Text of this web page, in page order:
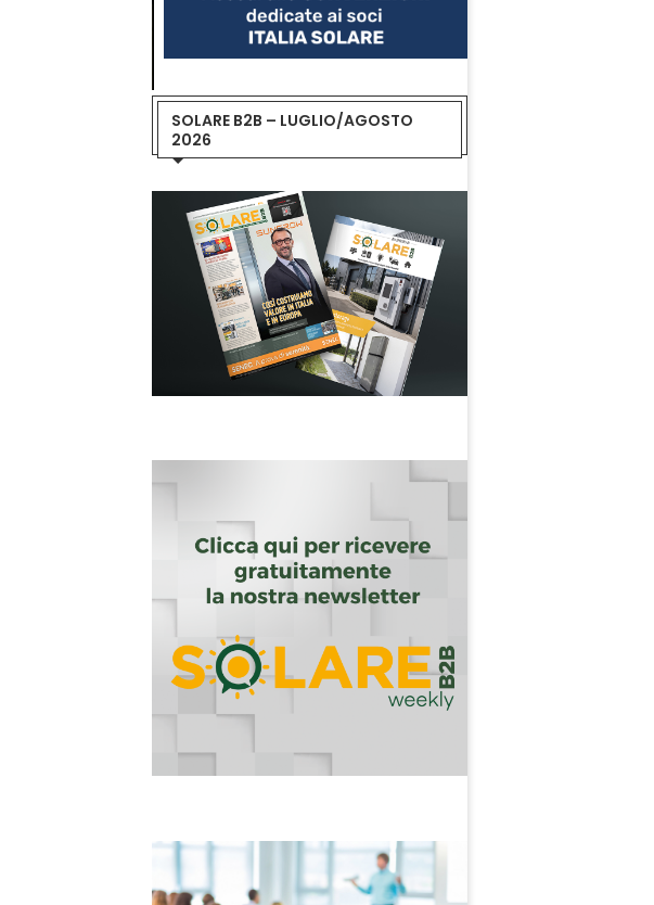
SOLARE B2B – LUGLIO/AGOSTO
2026